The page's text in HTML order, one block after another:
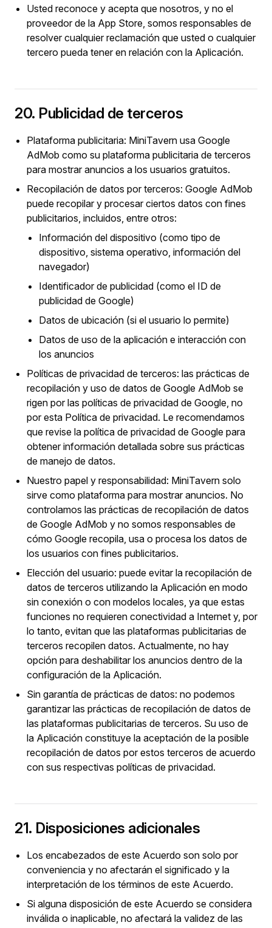
Usted reconoce y acepta que nosotros, y no el
proveedor de la App Store, somos responsables de
resolver cualquier reclamación que usted o cualquier
tercero pueda tener en relación con la Aplicación.
20. Publicidad de terceros
Plataforma publicitaria: MiniTavern usa Google
AdMob como su plataforma publicitaria de terceros
para mostrar anuncios a los usuarios gratuitos.
Recopilación de datos por terceros: Google AdMob
puede recopilar y procesar ciertos datos con fines
publicitarios, incluidos, entre otros:
Información del dispositivo (como tipo de
dispositivo, sistema operativo, información del
navegador)
Identificador de publicidad (como el ID de
publicidad de Google)
Datos de ubicación (si el usuario lo permite)
Datos de uso de la aplicación e interacción con
los anuncios
Políticas de privacidad de terceros: las prácticas de
recopilación y uso de datos de Google AdMob se
rigen por las políticas de privacidad de Google, no
por esta Política de privacidad. Le recomendamos
que revise la política de privacidad de Google para
obtener información detallada sobre sus prácticas
de manejo de datos.
Nuestro papel y responsabilidad: MiniTavern solo
sirve como plataforma para mostrar anuncios. No
controlamos las prácticas de recopilación de datos
de Google AdMob y no somos responsables de
cómo Google recopila, usa o procesa los datos de
los usuarios con fines publicitarios.
Elección del usuario: puede evitar la recopilación de
datos de terceros utilizando la Aplicación en modo
sin conexión o con modelos locales, ya que estas
funciones no requieren conectividad a Internet y, por
lo tanto, evitan que las plataformas publicitarias de
terceros recopilen datos. Actualmente, no hay
opción para deshabilitar los anuncios dentro de la
configuración de la Aplicación.
Sin garantía de prácticas de datos: no podemos
garantizar las prácticas de recopilación de datos de
las plataformas publicitarias de terceros. Su uso de
la Aplicación constituye la aceptación de la posible
recopilación de datos por estos terceros de acuerdo
con sus respectivas políticas de privacidad.
21. Disposiciones adicionales
Los encabezados de este Acuerdo son solo por
conveniencia y no afectarán el significado y la
interpretación de los términos de este Acuerdo.
Si alguna disposición de este Acuerdo se considera
inválida o inaplicable, no afectará la validez de las